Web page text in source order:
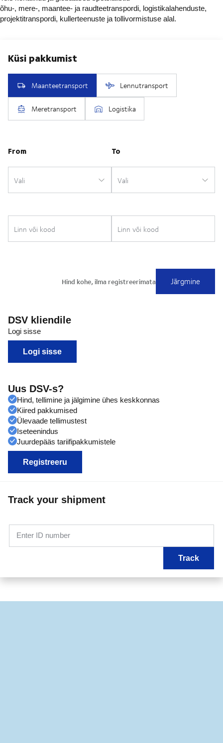
õhu-, mere-, maantee- ja raudteetranspordi, logistikalahenduste,
projektitranspordi, kullerteenuste ja tollivormistuse alal.
DSV kliendile
Logi sisse
Logi sisse
Uus DSV-s?
Hind, tellimine ja jälgimine ühes keskkonnas
Kiired pakkumised
Ülevaade tellimustest
Iseteenindus
Juurdepääs tariifipakkumistele
Registreeru
Track your shipment
Enter ID number
Track